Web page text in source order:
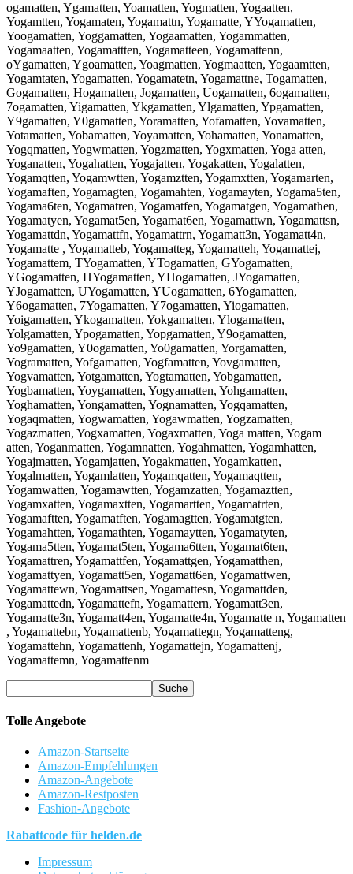
ogamatten, Ygamatten, Yoamatten, Yogmatten, Yogaatten,
Yogamtten, Yogamaten, Yogamattn, Yogamatte, YYogamatten,
Yoogamatten, Yoggamatten, Yogaamatten, Yogammatten,
Yogamaatten, Yogamattten, Yogamatteen, Yogamattenn,
oYgamatten, Ygoamatten, Yoagmatten, Yogmaatten, Yogaamtten,
Yogamtaten, Yogamatten, Yogamatetn, Yogamattne, Togamatten,
Gogamatten, Hogamatten, Jogamatten, Uogamatten, 6ogamatten,
7ogamatten, Yigamatten, Ykgamatten, Ylgamatten, Ypgamatten,
Y9gamatten, Y0gamatten, Yoramatten, Yofamatten, Yovamatten,
Yotamatten, Yobamatten, Yoyamatten, Yohamatten, Yonamatten,
Yogqmatten, Yogwmatten, Yogzmatten, Yogxmatten, Yoga atten,
Yoganatten, Yogahatten, Yogajatten, Yogakatten, Yogalatten,
Yogamqtten, Yogamwtten, Yogamztten, Yogamxtten, Yogamarten,
Yogamaften, Yogamagten, Yogamahten, Yogamayten, Yogama5ten,
Yogama6ten, Yogamatren, Yogamatfen, Yogamatgen, Yogamathen,
Yogamatyen, Yogamat5en, Yogamat6en, Yogamattwn, Yogamattsn,
Yogamattdn, Yogamattfn, Yogamattrn, Yogamatt3n, Yogamatt4n,
Yogamatte , Yogamatteb, Yogamatteg, Yogamatteh, Yogamattej,
Yogamattem, TYogamatten, YTogamatten, GYogamatten,
YGogamatten, HYogamatten, YHogamatten, JYogamatten,
YJogamatten, UYogamatten, YUogamatten, 6Yogamatten,
Y6ogamatten, 7Yogamatten, Y7ogamatten, Yiogamatten,
Yoigamatten, Ykogamatten, Yokgamatten, Ylogamatten,
Yolgamatten, Ypogamatten, Yopgamatten, Y9ogamatten,
Yo9gamatten, Y0ogamatten, Yo0gamatten, Yorgamatten,
Yogramatten, Yofgamatten, Yogfamatten, Yovgamatten,
Yogvamatten, Yotgamatten, Yogtamatten, Yobgamatten,
Yogbamatten, Yoygamatten, Yogyamatten, Yohgamatten,
Yoghamatten, Yongamatten, Yognamatten, Yogqamatten,
Yogaqmatten, Yogwamatten, Yogawmatten, Yogzamatten,
Yogazmatten, Yogxamatten, Yogaxmatten, Yoga matten, Yogam
atten, Yoganmatten, Yogamnatten, Yogahmatten, Yogamhatten,
Yogajmatten, Yogamjatten, Yogakmatten, Yogamkatten,
Yogalmatten, Yogamlatten, Yogamqatten, Yogamaqtten,
Yogamwatten, Yogamawtten, Yogamzatten, Yogamaztten,
Yogamxatten, Yogamaxtten, Yogamartten, Yogamatrten,
Yogamaftten, Yogamatften, Yogamagtten, Yogamatgten,
Yogamahtten, Yogamathten, Yogamaytten, Yogamatyten,
Yogama5tten, Yogamat5ten, Yogama6tten, Yogamat6ten,
Yogamattren, Yogamattfen, Yogamattgen, Yogamatthen,
Yogamattyen, Yogamatt5en, Yogamatt6en, Yogamattwen,
Yogamattewn, Yogamattsen, Yogamattesn, Yogamattden,
Yogamattedn, Yogamattefn, Yogamattern, Yogamatt3en,
Yogamatte3n, Yogamatt4en, Yogamatte4n, Yogamatte n, Yogamatten
, Yogamattebn, Yogamattenb, Yogamattegn, Yogamatteng,
Yogamattehn, Yogamattenh, Yogamattejn, Yogamattenj,
Yogamattemn, Yogamattenm
Tolle Angebote
Amazon-Startseite
Amazon-Empfehlungen
Amazon-Angebote
Amazon-Restposten
Fashion-Angebote
Rabattcode für helden.de
Impressum